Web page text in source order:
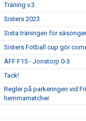
Träning v.3
Sisters 2023
Sista träningen för
Sisters Fotball cup gör
ÄFF F15 - Jonstorp 0-3
Tack!
Regler på parkeringen vid
hemmamatcher.